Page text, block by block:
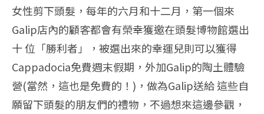
女性剪下頭髮，每年的六月和十二月，第一個來
Galip店內的顧客都會有榮幸獲邀在頭髮博物館選出
十 位「勝利者」，被選出來的幸運兒則可以獲得
Cappadocia免費週末假期，外加Galip的陶土體驗
營(當然，這也是免費的！)，做為Galip送給 這些自
願留下頭髮的朋友們的禮物，不過想來這邊參觀，